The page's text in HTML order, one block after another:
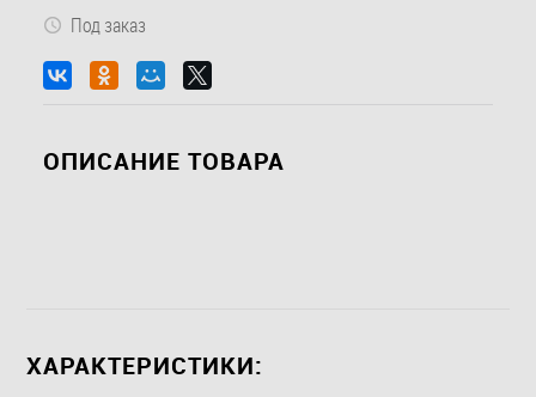
Под заказ
ОПИСАНИЕ ТОВАРА
ХАРАКТЕРИСТИКИ: